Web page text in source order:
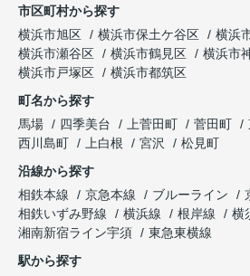
市区町村から探す
横浜市旭区
横浜市保土ケ谷区 横浜
横浜市瀬谷区
横浜市鶴見区 横浜市
横浜市戸塚区
横浜市都筑区
町名から探す
馬場
四季美台 上菅田町 菅田町
西川島町
上白根 宮沢
松見町
沿線から探す
相鉄本線
京急本線 ブルーライン
相鉄いずみ野線
横浜線 根岸線
横
湘南新宿ライン宇須
東急東横線
駅から探す